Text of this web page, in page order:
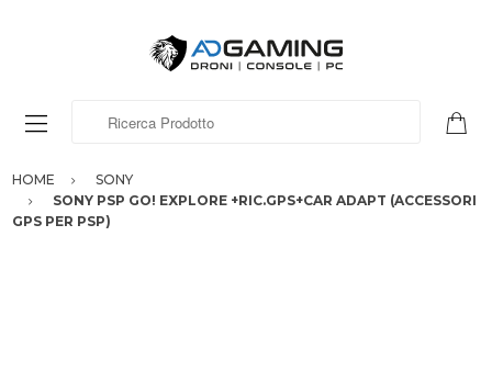
HOME
SONY
SONY PSP GO! EXPLORE +RIC.GPS+CAR ADAPT (ACCESSORI
GPS PER PSP)